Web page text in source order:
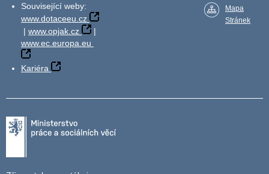
Související weby:
www.dotaceeu.cz
| www.opjak.cz
|
www.ec.europa.eu
Kariéra
Mapa
Stránek